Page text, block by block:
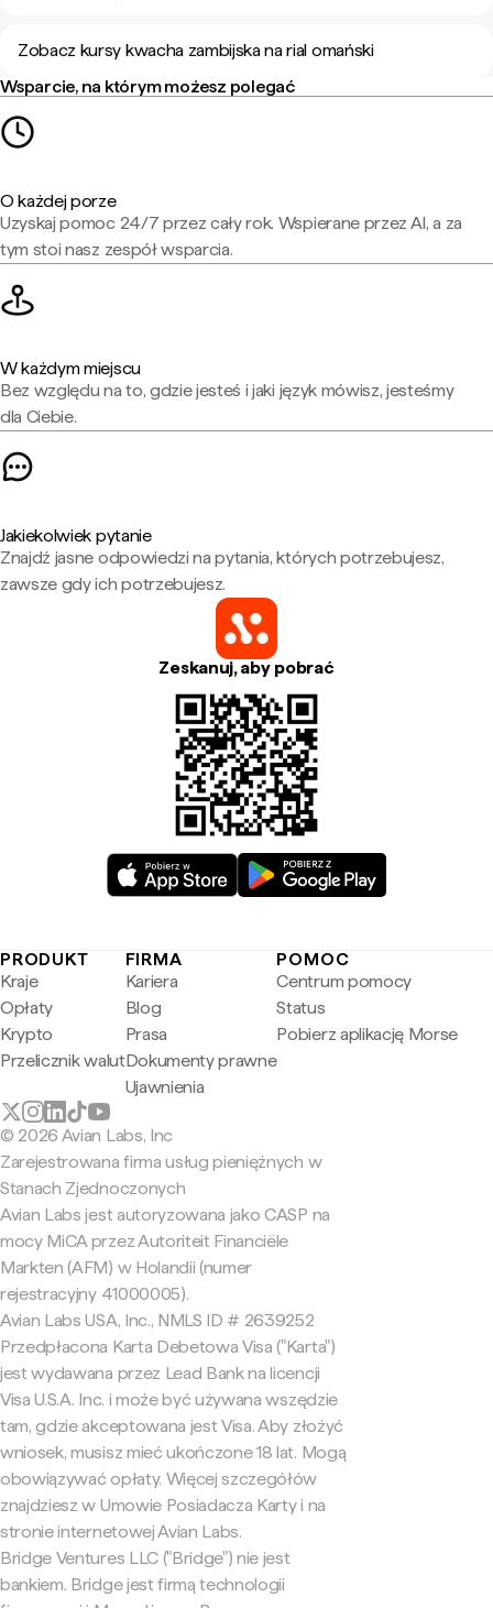
Zobacz kursy kwacha zambijska na rial omański
Wsparcie, na którym możesz polegać
O każdej porze
Uzyskaj pomoc 24/7 przez cały rok. Wspierane przez AI, a za
tym stoi nasz zespół wsparcia.
W każdym miejscu
Bez względu na to, gdzie jesteś i jaki język mówisz, jesteśmy
dla Ciebie.
Jakiekolwiek pytanie
Znajdź jasne odpowiedzi na pytania, których potrzebujesz,
zawsze gdy ich potrzebujesz.
Zeskanuj, aby pobrać
PRODUKT
Kraje
Opłaty
Krypto
Przelicznik walut
FIRMA
Kariera
Blog
Prasa
Dokumenty prawne
Ujawnienia
POMOC
Centrum pomocy
Status
Pobierz aplikację Morse
© 2026 Avian Labs, Inc
Zarejestrowana firma usług pieniężnych w
Stanach Zjednoczonych
Avian Labs jest autoryzowana jako CASP na
mocy MiCA przez Autoriteit Financiële
Markten (AFM) w Holandii (numer
rejestracyjny 41000005).
Avian Labs USA, Inc., NMLS ID # 2639252
Przedpłacona Karta Debetowa Visa ("Karta")
jest wydawana przez Lead Bank na licencji
Visa U.S.A. Inc. i może być używana wszędzie
tam, gdzie akceptowana jest Visa. Aby złożyć
wniosek, musisz mieć ukończone 18 lat. Mogą
obowiązywać opłaty. Więcej szczegółów
znajdziesz w Umowie Posiadacza Karty i na
stronie internetowej Avian Labs.
Bridge Ventures LLC ("Bridge") nie jest
bankiem. Bridge jest firmą technologii